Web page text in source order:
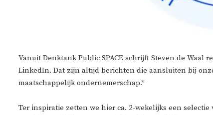
Vanuit Denktank Public SPACE schrijft Steven de Waal
LinkedIn. Dat zijn altijd berichten die aansluiten bij
maatschappelijk ondernemerschap.*
Ter inspiratie zetten we hier ca. 2-wekelijks een